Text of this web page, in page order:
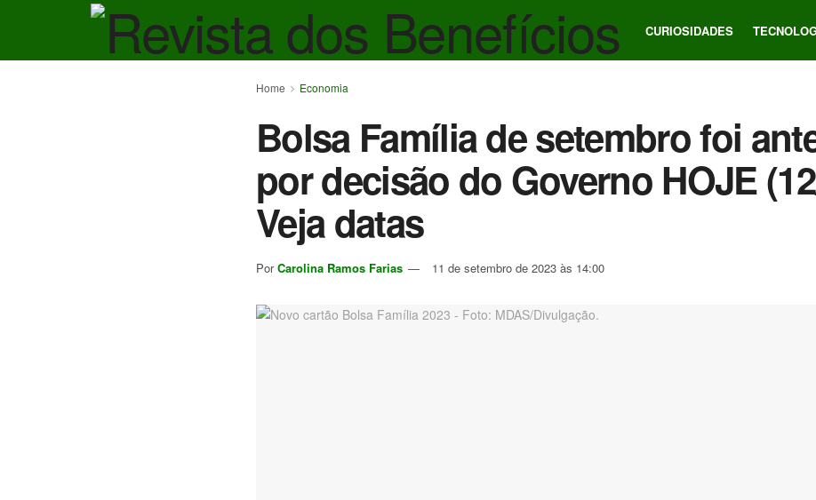
CURIOSIDADES
Home Economia
Bolsa Família de setembro foi
por decisão do Governo HOJE
Veja datas
Por Carolina Ramos Farias 11 de setembro de 2023 às 14:00